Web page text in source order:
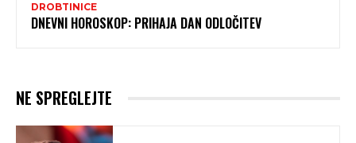
DROBTINICE
DNEVNI HOROSKOP: PRIHAJA DAN ODLOČITEV
NE SPREGLEJTE